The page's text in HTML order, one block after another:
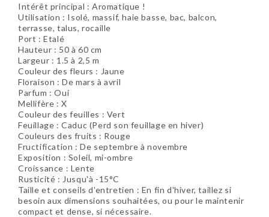
Intérêt principal : Aromatique !
Utilisation : Isolé, massif, haie basse, bac, balcon,
terrasse, talus, rocaille
Port : Etalé
Hauteur : 50 à 60 cm
Largeur : 1.5 à 2,5 m
Couleur des fleurs : Jaune
Floraison : De mars à avril
Parfum : Oui
Mellifère : X
Couleur des feuilles : Vert
Feuillage : Caduc (Perd son feuillage en hiver)
Couleurs des fruits : Rouge
Fructification : De septembre à novembre
Exposition : Soleil, mi-ombre
Croissance : Lente
Rusticité : Jusqu'à -15°C
Taille et conseils d'entretien : En fin d'hiver, taillez si
besoin aux dimensions souhaitées, ou pour le maintenir
compact et dense, si nécessaire.